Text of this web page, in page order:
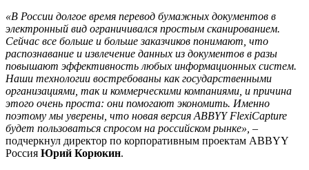
«В России долгое время перевод бумажных документов в
электронный вид ограничивался простым сканированием.
Сейчас все больше и больше заказчиков понимают, что
распознавание и извлечение данных из документов в разы
повышают эффективность любых информационных систем.
Наши технологии востребованы как государственными
организациями, так и коммерческими компаниями, и причина
этого очень проста: они помогают экономить. Именно
поэтому мы уверены, что новая версия ABBYY FlexiCapture
будет пользоваться спросом на российском рынке», –
подчеркнул директор по корпоративным проектам ABBYY
Россия Юрий Корюкин.